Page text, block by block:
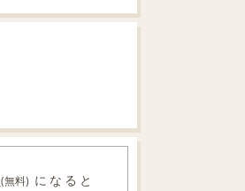
(無料) になると